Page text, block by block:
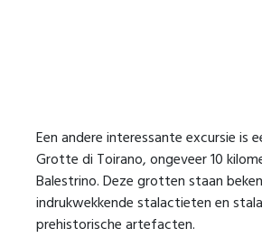
Een andere interessante excursie is
Grotte di Toirano, ongeveer 10
Balestrino. Deze grotten staan
indrukwekkende stalactieten en
prehistorische artefacten.